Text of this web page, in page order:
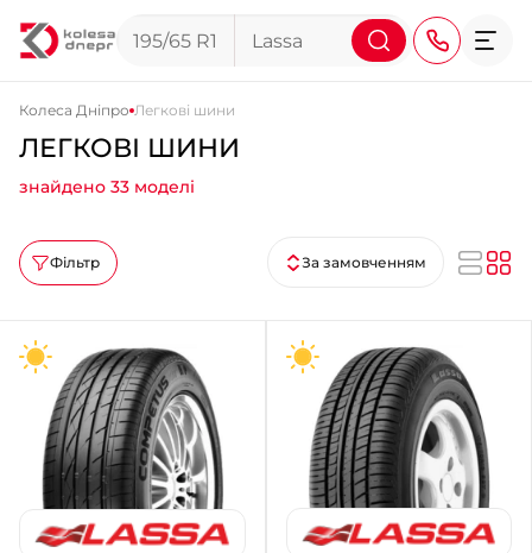
+38 (095) 276-44-44
+38 (067) 911-14-14
- на Щепкіна
+38 (098) 911-911-0
- на Тополі
+38 (098) 911-911-4
- на Калиновій
+38 (077) 7-184-184
- Донецьке шосе
Колеса Дніпро Легкові шини
ЛЕГКОВІ ШИНИ
знайдено 33 моделі
Фільтр За замовченням